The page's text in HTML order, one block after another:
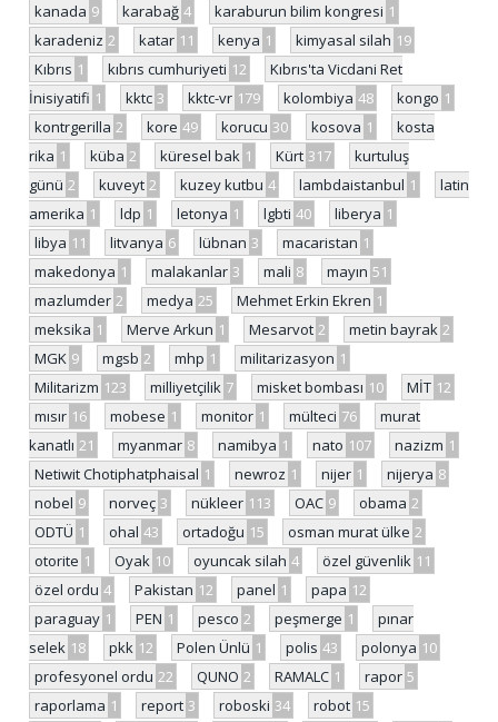
kanada 9 karabağ 4 karaburun bilim kongresi 1
karadeniz 2 katar 11 kenya 1 kimyasal silah 19
Kıbrıs 1 kıbrıs cumhuriyeti 12
Kıbrıs'ta Vicdani Ret
İnisiyatifi 1 kktc 3 kktc-vr 179 kolombiya 48 kongo 1
kontrgerilla 2 kore 49 korucu 30 kosova 1
kosta
rika 1 küba 2 küresel bak 1 Kürt 317
kurtuluş
günü 2 kuveyt 2 kuzey kutbu 4 lambdaistanbul 1
latin
amerika 1 ldp 1 letonya 1 lgbti 40 liberya 1
libya 11 litvanya 6 lübnan 3 macaristan 1
makedonya 1 malakanlar 3 mali 8 mayın 51
mazlumder 2 medya 25 Mehmet Erkin Ekren 1
meksika 1 Merve Arkun 1 Mesarvot 2 metin bayrak 2
MGK 9 mgsb 2 mhp 1 militarizasyon 1
Militarizm 123 milliyetçilik 7 misket bombası 10 MİT 12
mısır 16 mobese 1 monitor 1 mülteci 76
murat
kanatlı 21 myanmar 8 namibya 1 nato 107 nazizm 1
Netiwit Chotiphatphaisal 1 newroz 1 nijer 1 nijerya 8
nobel 9 norveç 3 nükleer 113 OAC 9 obama 2
ODTÜ 1 ohal 43 ortadoğu 15 osman murat ülke 2
otorite 1 Oyak 10 oyuncak silah 4 özel güvenlik 11
özel ordu 4 Pakistan 12 panel 1 papa 12
paraguay 1 PEN 1 pesco 2 peşmerge 1
pınar
selek 18 pkk 12 Polen Ünlü 1 polis 43 polonya 10
profesyonel ordu 22 QUNO 2 RAMALC 1 rapor 5
raporlama 1 report 3 roboski 34 robot 15